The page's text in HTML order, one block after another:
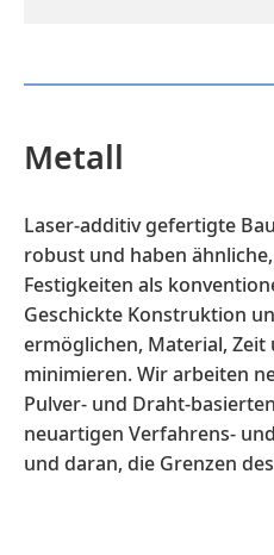
Metall
Laser-additiv gefertigte
robust und haben
Festigkeiten als
Geschickte Konstruktion
ermöglichen, Material, Zeit
minimieren. Wir arbeiten
Pulver- und Draht-
neuartigen Verfahrens-
und daran, die Grenzen